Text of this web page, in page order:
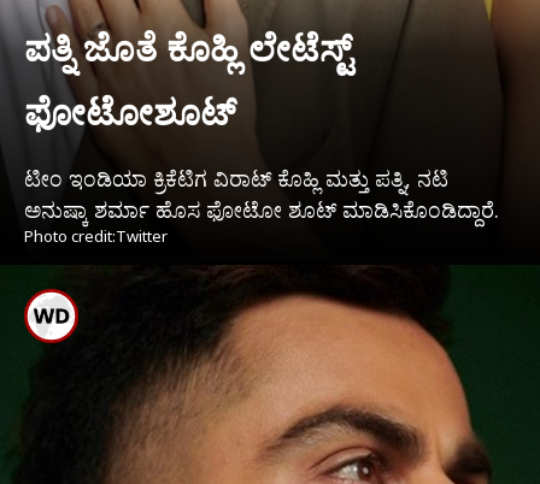
ಪತ್ನಿ ಜೊತೆ ಕೊಹ್ಲಿ ಲೇಟೆಸ್ಟ್
ಫೋಟೋಶೂಟ್
ಟೀಂ ಇಂಡಿಯಾ ಕ್ರಿಕೆಟಿಗ ವಿರಾಟ್ ಕೊಹ್ಲಿ ಮತ್ತು ಪತ್ನಿ, ನಟಿ
ಅನುಷ್ಕಾ ಶರ್ಮಾ ಹೊಸ ಫೋಟೋ ಶೂಟ್ ಮಾಡಿಸಿಕೊಂಡಿದ್ದಾರೆ.
Photo credit:Twitter